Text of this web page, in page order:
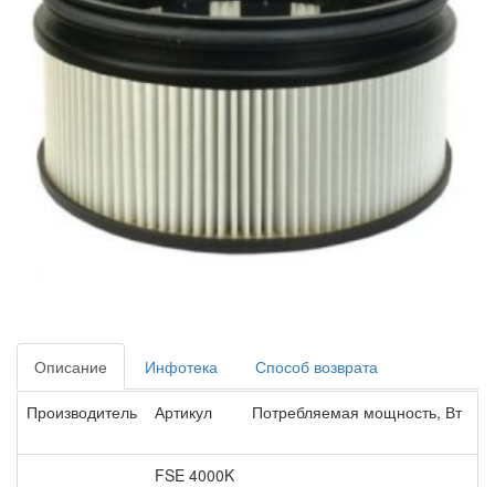
Описание Инфотека Способ возврата
Производитель Артикул Потребляемая мощность, Вт
FSE 4000K